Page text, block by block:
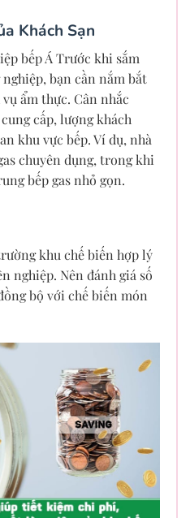
Khách Sạn
bếp Á Trước khi sắm
bạn cần nắm bắt
ẩm thực. Cân nhắc
cấp, lượng khách
khu vực bếp. Ví dụ, nhà
chuyên dụng, trong khi
bếp gas nhỏ gọn.
khu chế biến hợp lý
nghiệp. Nên đánh giá số
bộ với chế biến món